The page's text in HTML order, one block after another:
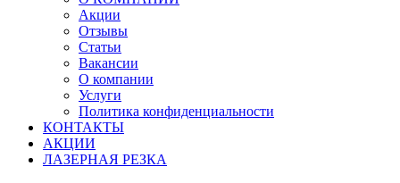
Акции
Отзывы
Статьи
Вакансии
О компании
Услуги
Политика конфиденциальности
КОНТАКТЫ
АКЦИИ
ЛАЗЕРНАЯ РЕЗКА